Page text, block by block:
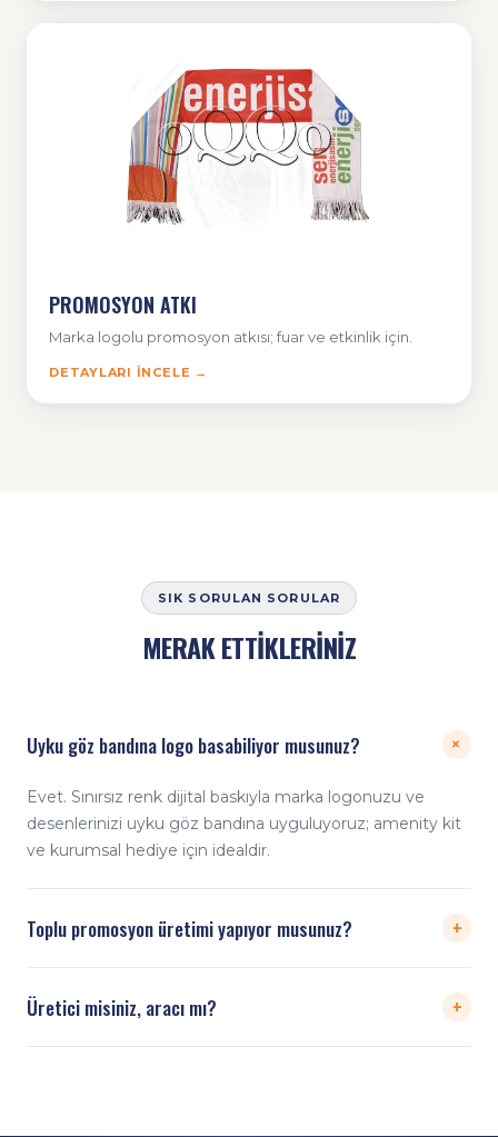
PROMOSYON ATKI
Marka logolu promosyon atkısı; fuar ve etkinlik için.
DETAYLARI İNCELE →
SIK SORULAN SORULAR
MERAK ETTİKLERİNİZ
Uyku göz bandına logo basabiliyor musunuz? +
Evet. Sınırsız renk dijital baskıyla marka logonuzu ve
desenlerinizi uyku göz bandına uyguluyoruz; amenity kit
ve kurumsal hediye için idealdir.
Toplu promosyon üretimi yapıyor musunuz? +
adetli promosyon uyku göz bandı üretiyoruz.
Üretici misiniz, aracı mı? +